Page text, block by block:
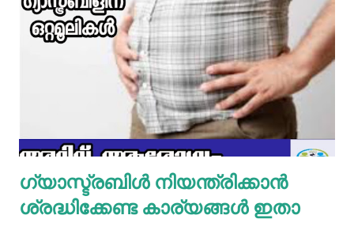
മിക്സിയുടെ ജാറിലേക്ക് മുട്ട, മൈദ, വെള്ളം പാകത്തിന് ഉപ്പ്
എന്നിവ ചേർത്ത് നന്നായിട്ട് അടിച്ചെടുക്കാം. ഇനി ഒരു പാനിൽ
മാവൊഴിച്ചു ദോശ ചുട്ടെടുക്കാം. ഇനി ഒരു പാത്രത്തിൽ മുട്ട
പൊട്ടിച്ച് ഒഴിക്കാം കൂടെത്തന്നെ പാൽ, കുരുമുളകുപൊടി, ഉപ്പ്,
മല്ലിയില എന്നിവ ചേർത്തൊരു മിക്സ്‌ തയാറാക്കാം. ഇനി
ഒരു പാനിൽ കുറച്ച് നെയ്യ് തടവിയ ശേഷം അതിൽ തയാ...
ഗ്യാസ്ട്രബിൾ നിയന്ത്രിക്കാൻ
ശ്രദ്ധിക്കേണ്ട കാര്യങ്ങൾ ഇതാ